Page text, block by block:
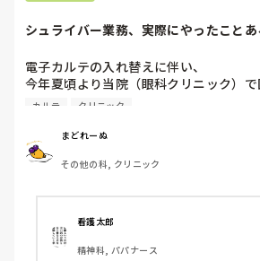
シュライバー業務、実際にやったこと
電子カルテの入れ替えに伴い、
今年夏頃より当院（眼科クリニック）
看護師が横について行う形になる予定で
院長がPC操作が苦手なため、所謂シュ
ことになります。
るのは見ていましたが、
自分が実際に行うのは初めてのため、や
´ω｀; )
カルテ クリニック
まどれーぬ
その他の科, クリニック
看護太郎
精神科, パパナース